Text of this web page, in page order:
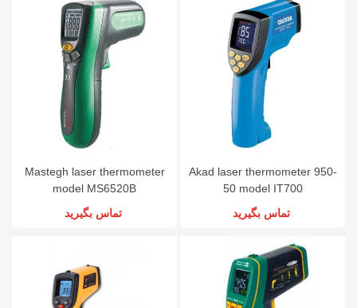
Mastegh laser thermometer
model MS6520B
تماس بگیرید
Akad laser thermometer 950-
50 model IT700
تماس بگیرید